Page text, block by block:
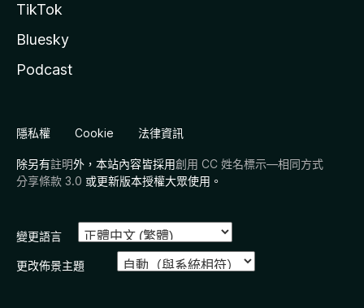
TikTok
Bluesky
Podcast
隱私權 Cookie 法律資訊
除另有註明外，本站內容皆採用創用 CC 姓名標示—相同方式
分享條款 3.0 或更新版本授權大眾使用。
變更語言
更改佈景主題